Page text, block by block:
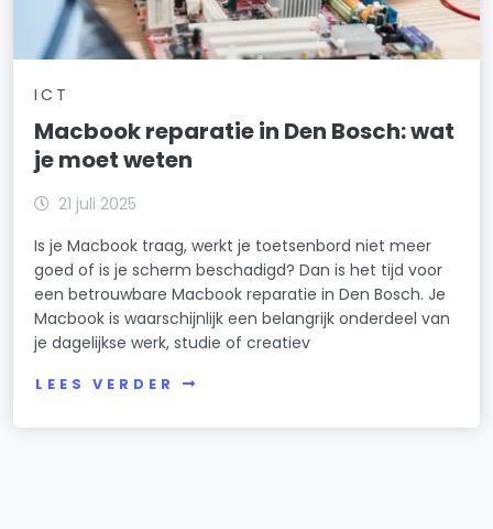
ICT
Macbook reparatie in Den Bosch: wat
je moet weten
21 juli 2025
Is je Macbook traag, werkt je toetsenbord niet meer
goed of is je scherm beschadigd? Dan is het tijd voor
een betrouwbare Macbook reparatie in Den Bosch. Je
Macbook is waarschijnlijk een belangrijk onderdeel van
je dagelijkse werk, studie of creatiev
LEES VERDER